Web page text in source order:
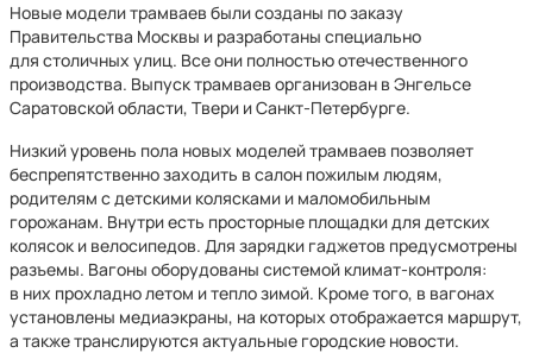
Новые модели трамваев были созданы по заказу
Правительства Москвы и разработаны специально
для столичных улиц. Все они полностью отечественного
производства. Выпуск трамваев организован в Энгельсе
Саратовской области, Твери и Санкт-Петербурге.
Низкий уровень пола новых моделей трамваев позволяет
беспрепятственно заходить в салон пожилым людям,
родителям с детскими колясками и маломобильным
горожанам. Внутри есть просторные площадки для детских
колясок и велосипедов. Для зарядки гаджетов предусмотрены
разъемы. Вагоны оборудованы системой климат-контроля:
в них прохладно летом и тепло зимой. Кроме того, в вагонах
установлены медиаэкраны, на которых отображается маршрут,
а также транслируются актуальные городские новости.